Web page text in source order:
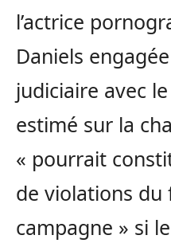
l’actrice
Daniels
judiciaire avec
estimé sur la
« pourrait
de violations du
campagne » si